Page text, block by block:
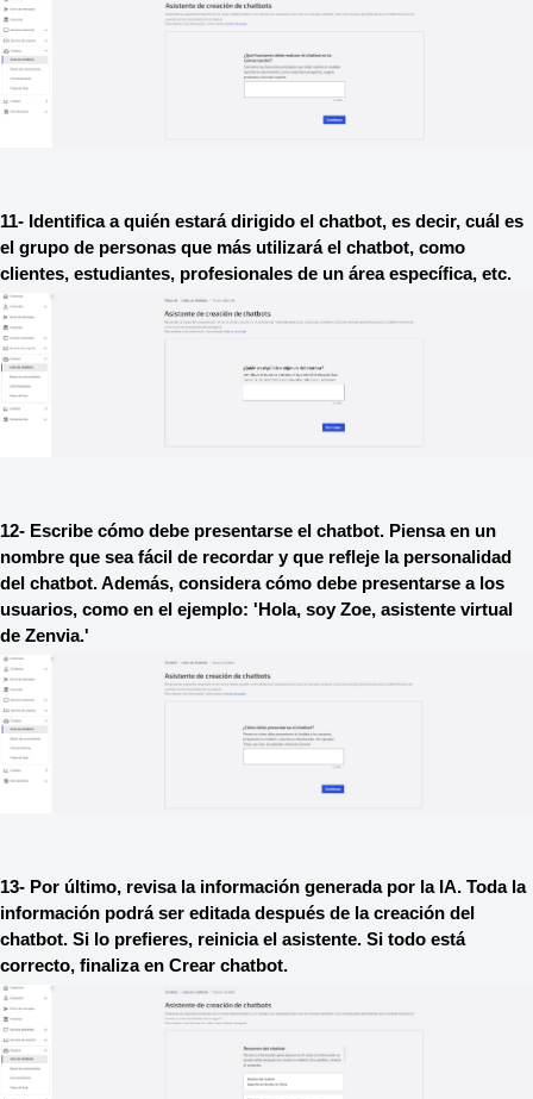
11- Identifica a quién estará dirigido el chatbot, es decir, cuál es
el grupo de personas que más utilizará el chatbot, como
clientes, estudiantes, profesionales de un área específica, etc.
12- Escribe cómo debe presentarse el chatbot. Piensa en un
nombre que sea fácil de recordar y que refleje la personalidad
del chatbot. Además, considera cómo debe presentarse a los
usuarios, como en el ejemplo: 'Hola, soy Zoe, asistente virtual
de Zenvia.'
13- Por último, revisa la información generada por la IA. Toda la
información podrá ser editada después de la creación del
chatbot. Si lo prefieres, reinicia el asistente. Si todo está
correcto, finaliza en Crear chatbot.